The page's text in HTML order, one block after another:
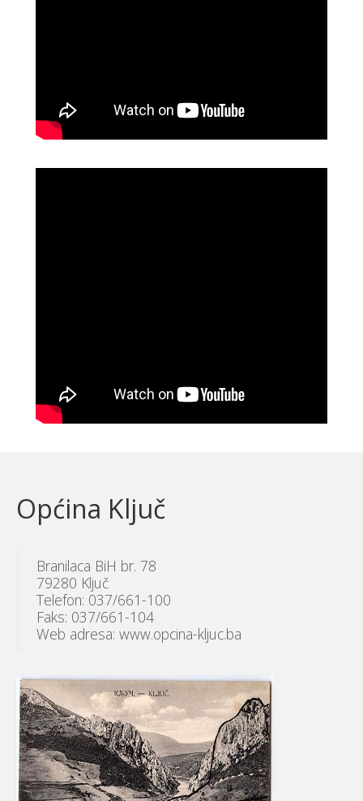
Općina Ključ
Branilaca BiH br. 78
79280 Ključ
Telefon: 037/661-100
Faks: 037/661-104
Web adresa: www.opcina-kljuc.ba